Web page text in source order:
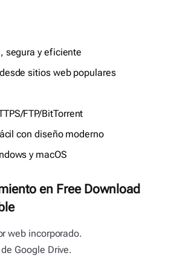
segura y eficiente
sitios web populares
FTP/BitTorrent
con diseño moderno
y macOS
en Free Download
web incorporado.
Google Drive.